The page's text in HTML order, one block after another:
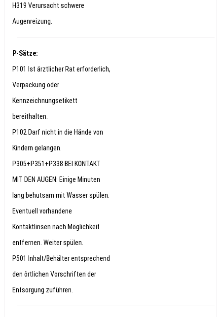
H319 Verursacht schwere
Augenreizung.
P-Sätze:
P101 Ist ärztlicher Rat erforderlich,
Verpackung oder
Kennzeichnungsetikett
bereithalten.
P102 Darf nicht in die Hände von
Kindern gelangen.
P305+P351+P338 BEI KONTAKT
MIT DEN AUGEN: Einige Minuten
lang behutsam mit Wasser spülen.
Eventuell vorhandene
Kontaktlinsen nach Möglichkeit
entfernen. Weiter spülen.
P501 Inhalt/Behälter entsprechend
den örtlichen Vorschriften der
Entsorgung zuführen.